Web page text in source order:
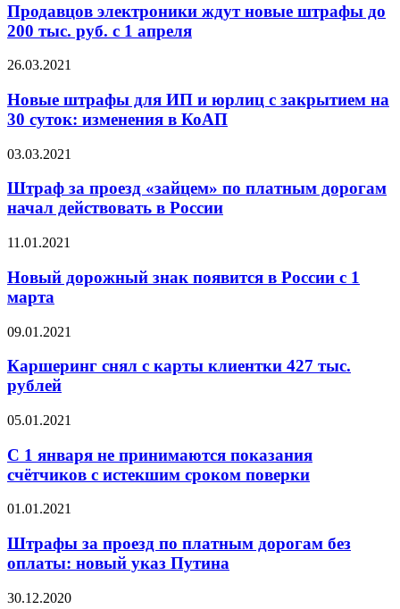
Продавцов электроники ждут новые штрафы до
200 тыс. руб. с 1 апреля
26.03.2021
Новые штрафы для ИП и юрлиц с закрытием на
30 суток: изменения в КоАП
03.03.2021
Штраф за проезд «зайцем» по платным дорогам
начал действовать в России
11.01.2021
Новый дорожный знак появится в России с 1
марта
09.01.2021
Каршеринг снял с карты клиентки 427 тыс.
рублей
05.01.2021
С 1 января не принимаются показания
счётчиков с истекшим сроком поверки
01.01.2021
Штрафы за проезд по платным дорогам без
оплаты: новый указ Путина
30.12.2020